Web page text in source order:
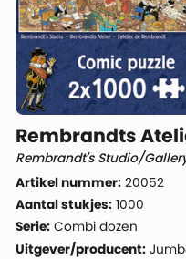
Rembrandts
Rembrandt's Studio/
Artikel nummer: 20052
Aantal stukjes: 1000
Serie: Combi dozen
Uitgever/producent: